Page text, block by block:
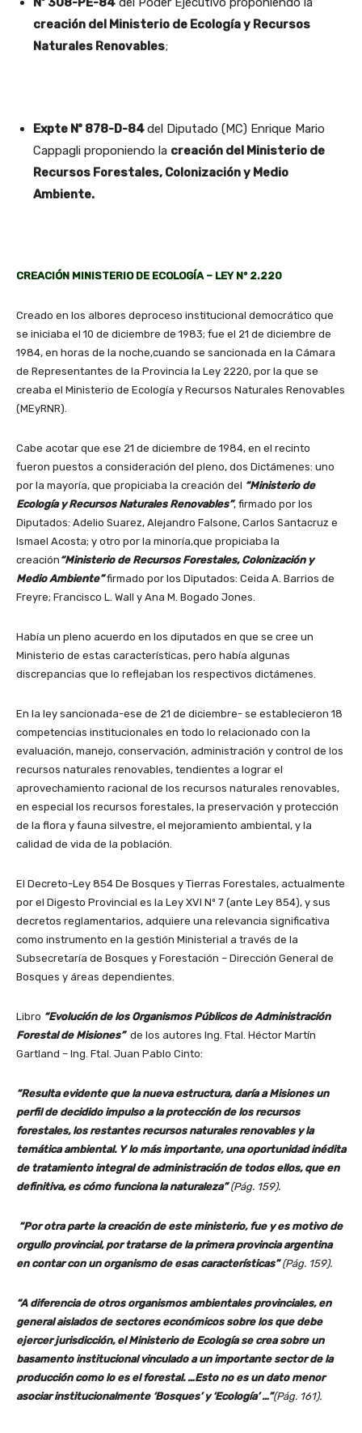
creación del Ministerio de Ecología y Recursos
Naturales Renovables;
Expte Nº 878-D-84del Diputado (MC) Enrique Mario
Cappagli proponiendo la creación del Ministerio de
Recursos Forestales, Colonización y Medio
Ambiente.
CREACIÓN MINISTERIO DE ECOLOGÍA – LEY Nº 2.220
Creado en los albores deproceso institucional democrático que
se iniciaba el 10 de diciembre de 1983; fue el 21 de diciembre de
1984, en horas de la noche,cuando se sancionada en la Cámara
de Representantes de la Provincia la Ley 2220, por la que se
creaba el Ministerio de Ecología y Recursos Naturales Renovables
(MEyRNR).
Cabe acotar que ese 21 de diciembre de 1984, en el recinto
fueron puestos a consideración del pleno, dos Dictámenes: uno
por la mayoría, que propiciaba la creación del “Ministerio de
Ecología y Recursos Naturales Renovables”, firmado por los
Diputados: Adelio Suarez, Alejandro Falsone, Carlos Santacruz e
Ismael Acosta; y otro por la minoría,que propiciaba la
creación “Ministerio de Recursos Forestales, Colonización y
Medio Ambiente”firmado por los Diputados: Ceida A. Barrios de
Freyre; Francisco L. Wall y Ana M. Bogado Jones.
Había un pleno acuerdo en los diputados en que se cree un
Ministerio de estas características, pero había algunas
discrepancias que lo reflejaban los respectivos dictámenes.
En la ley sancionada-ese de 21 de diciembre- se establecieron 18
competencias institucionales en todo lo relacionado con la
evaluación, manejo, conservación, administración y control de los
recursos naturales renovables, tendientes a lograr el
aprovechamiento racional de los recursos naturales renovables,
en especial los recursos forestales, la preservación y protección
de la flora y fauna silvestre, el mejoramiento ambiental, y la
calidad de vida de la población.
El Decreto-Ley 854 De Bosques y Tierras Forestales, actualmente
por el Digesto Provincial es la Ley XVI Nº 7 (ante Ley 854), y sus
decretos reglamentarios, adquiere una relevancia significativa
como instrumento en la gestión Ministerial a través de la
Subsecretaría de Bosques y Forestación – Dirección General de
Bosques y áreas dependientes.
Libro “Evolución de los Organismos Públicos de Administración
Forestal de Misiones”de los autores Ing. Ftal. Héctor Martín
Gartland – Ing. Ftal. Juan Pablo Cinto:
“Resulta evidente que la nueva estructura, daría a Misiones un
perfil de decidido impulso a la protección de los recursos
forestales, los restantes recursos naturales renovables y la
temática ambiental. Y lo más importante, una oportunidad inédita
de tratamiento integral de administración de todos ellos, que en
definitiva, es cómo funciona la naturaleza”(Pág. 159).
“Por otra parte la creación de este ministerio, fue y es motivo de
orgullo provincial, por tratarse de la primera provincia argentina
en contar con un organismo de esas características”(Pág. 159).
“A diferencia de otros organismos ambientales provinciales, en
general aislados de sectores económicos sobre los que debe
ejercer jurisdicción, el Ministerio de Ecología se crea sobre un
basamento institucional vinculado a un importante sector de la
producción como lo es el forestal. …Esto no es un dato menor
asociar institucionalmente ‘Bosques’ y ‘Ecología’ …”(Pág. 161).